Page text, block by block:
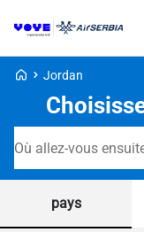
Voye Homepage
Jordan
pays